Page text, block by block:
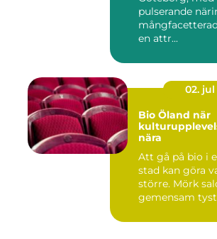
pulserande
en attr...
02. jul
Bio Öland när
nära
Att gå på bio i
stad kan göra
större. Mörk
gemensam